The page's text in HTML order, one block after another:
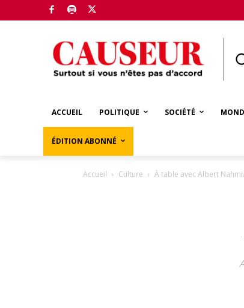
ACCUEIL POLITIQUE SOCIÉTÉ
ÉDITION ABONNÉ
Accueil Culture À table avec Albert